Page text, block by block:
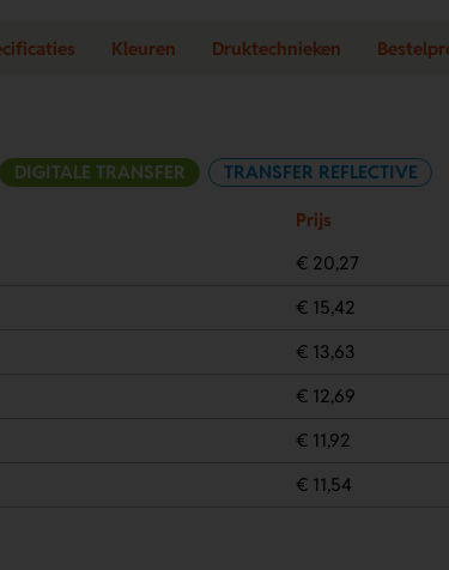
Kleuren Druktechnieken
DIGITALE TRANSFER TRANSFER REFLECTIVE
Prijs
€ 20,27
€ 15,42
€ 13,63
€ 12,69
€ 11,92
€ 11,54